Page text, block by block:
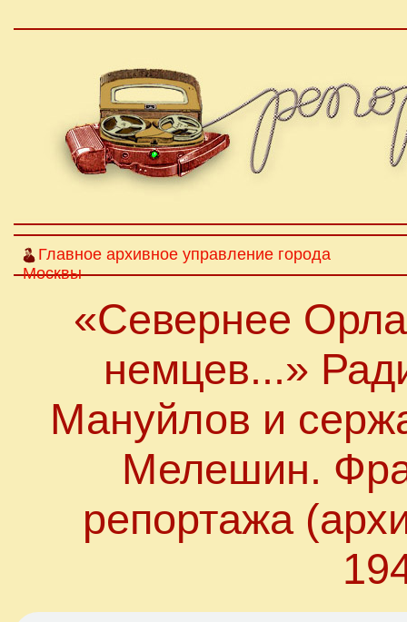
Главное архивное управление города
Москвы
«Севернее
немцев...»
Мануйлов и
Мелешин.
репортажа